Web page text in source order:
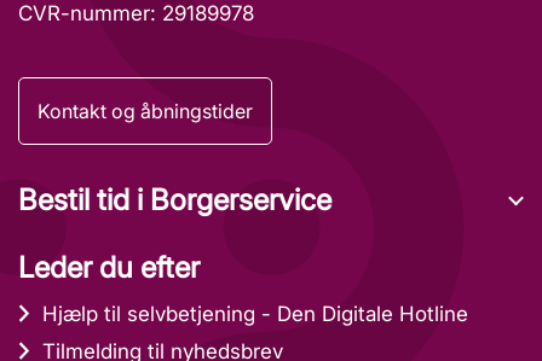
CVR-nummer: 29189978
Kontakt og åbningstider
Bestil tid i Borgerservice
Leder du efter
Hjælp til selvbetjening - Den Digitale Hotline
Tilmelding til nyhedsbrev